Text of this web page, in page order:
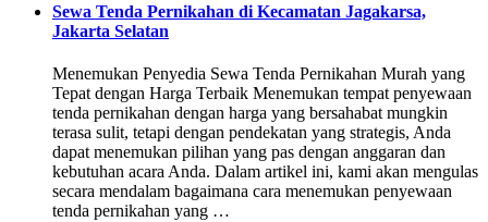
Sewa Tenda Pernikahan di Kecamatan Jagakarsa,
Jakarta Selatan
Menemukan Penyedia Sewa Tenda Pernikahan Murah yang
Tepat dengan Harga Terbaik Menemukan tempat penyewaan
tenda pernikahan dengan harga yang bersahabat mungkin
terasa sulit, tetapi dengan pendekatan yang strategis, Anda
dapat menemukan pilihan yang pas dengan anggaran dan
kebutuhan acara Anda. Dalam artikel ini, kami akan mengulas
secara mendalam bagaimana cara menemukan penyewaan
tenda pernikahan yang …